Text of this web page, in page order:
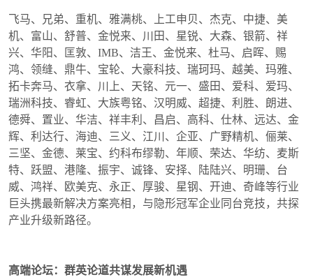
飞马、兄弟、重机、雅满桃、上工申贝、杰克、中捷、美
机、富山、舒普、金悦来、川田、星锐、大森、银箭、祥
兴、华阳、匡敦、IMB、洁王、金悦来、杜马、启晖、赐
鸿、领缝、鼎牛、宝轮、大豪科技、瑞珂玛、越美、玛雅、
拓卡奔马、衣拿、川上、天铭、元一、盛田、爱科、爱玛、
瑞洲科技、睿虹、大族粤铭、汉明威、超捷、利胜、朗进、
德舜、置业、华洁、祥丰利、昌启、高科、仕林、远达、金
辉、利达行、海迪、三义、江川、企亚、广野精机、俪莱、
三坚、金德、莱宝、约科布缪勒、年顺、荣达、华纺、麦斯
特、跃盟、港隆、振宇、诚锋、安择、陆陆兴、明珊、台
威、鸿祥、欧美克、永正、厚骏、星钢、开迪、奇峰等行业
巨头携最新解决方案亮相，与隐形冠军企业同台竞技，共探
产业升级新路径。
高端论坛：群英论道共谋发展新机遇